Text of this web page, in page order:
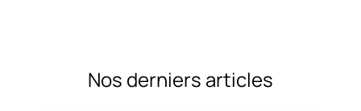
Nos derniers articles